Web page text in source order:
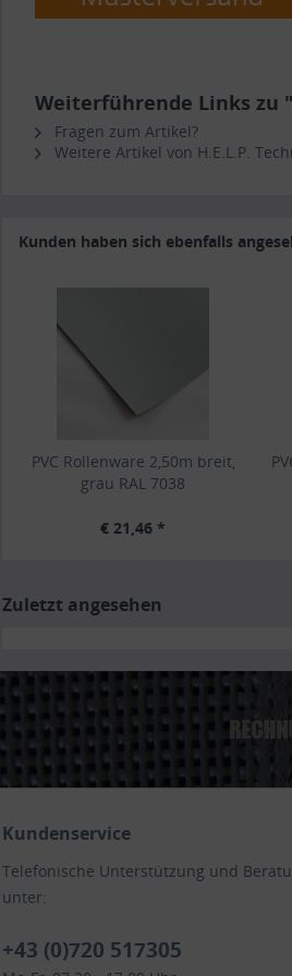
Weiterführende Links zu
Fragen zum Artikel?
Weitere Artikel von H.E.L.P.
Kunden haben sich ebenfalls
PVC Rollenware 2,50m breit,
grau RAL 7038
€ 21,46 *
Zuletzt angesehen
Kundenservice
Telefonische Unterstützung und
unter:
+43 (0)720 517305